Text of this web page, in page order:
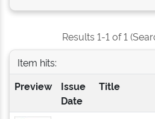
Results 1-1 of 1
Item hits:
Preview
Issue
Date
Title